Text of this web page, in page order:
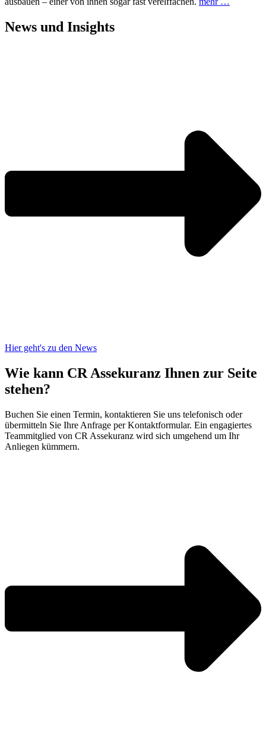
News und Insights
Hier geht's zu den News
Wie kann CR Assekuranz Ihnen zur Seite
stehen?
Buchen Sie einen Termin, kontaktieren Sie uns telefonisch oder
übermitteln Sie Ihre Anfrage per Kontaktformular. Ein engagiertes
Teammitglied von CR Assekuranz wird sich umgehend um Ihr
Anliegen kümmern.